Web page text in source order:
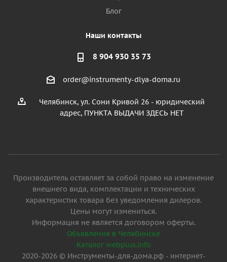
Блог
Наши контакты
8 904 930 35 73
order@instrumenty-dlya-doma.ru
Челябинск, ул. Сони Кривой 26 - юридический
адрес, ПУНКТА ВЫДАЧИ ЗДЕСЬ НЕТ
Производитель оставляет за собой право на изменение
внешнего вида, комплектации и технических
характеристик товара без уведомления дилеров.
Цены могут измениться.
Информация не является договором оферты.
Объявления в Челябинске
Каталог webplus.info
2020-2026 © Инструменты-для-дома.рф - интернет-